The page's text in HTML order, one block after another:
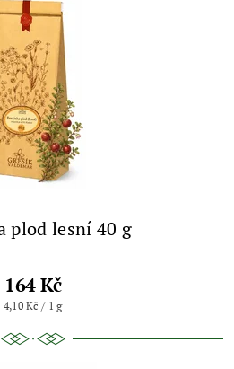
plod lesní 40 g
164 Kč
4,10 Kč / 1 g